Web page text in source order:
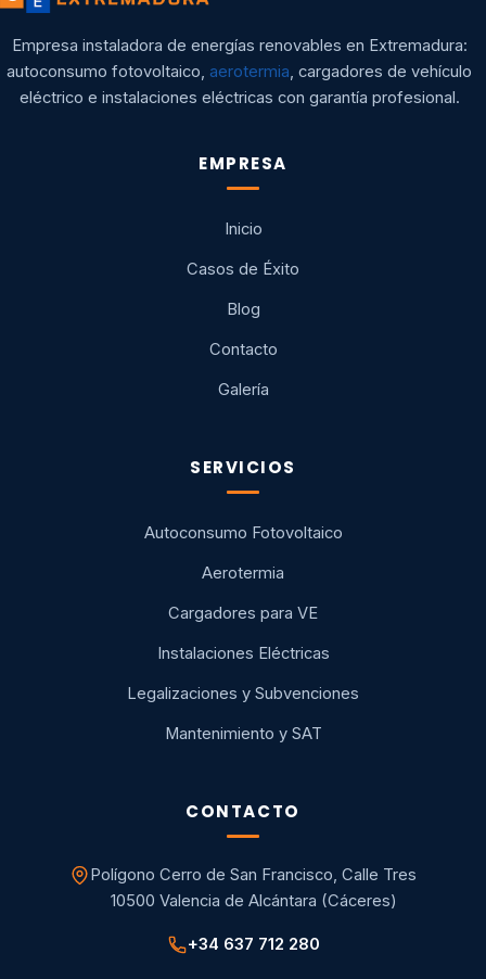
Empresa instaladora de energías renovables en Extremadura:
autoconsumo fotovoltaico,aerotermia, cargadores de vehículo
eléctrico e instalaciones eléctricas con garantía profesional.
EMPRESA
Inicio
Casos de Éxito
Blog
Contacto
Galería
SERVICIOS
Autoconsumo Fotovoltaico
Aerotermia
Cargadores para VE
Instalaciones Eléctricas
Legalizaciones y Subvenciones
Mantenimiento y SAT
CONTACTO
Polígono Cerro de San Francisco, Calle Tres
10500 Valencia de Alcántara (Cáceres)
+34 637 712 280